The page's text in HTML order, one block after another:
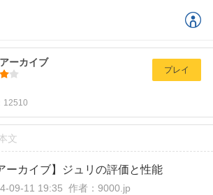
ーカイブ
12510
プレイ
文
ーカイブ】ジュリの評価と性能
09-11 19:35 作者：9000.jp